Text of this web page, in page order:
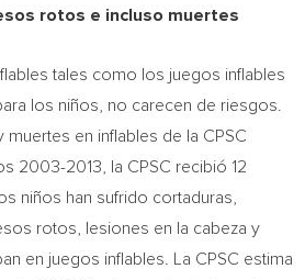
rotos e incluso muertes
tales como los juegos inflables
los niños, no carecen de riesgos.
en inflables de la CPSC
2003-2013, la CPSC recibió 12
niños han sufrido cortaduras,
rotos, lesiones en la cabeza y
en juegos inflables. La CPSC estima